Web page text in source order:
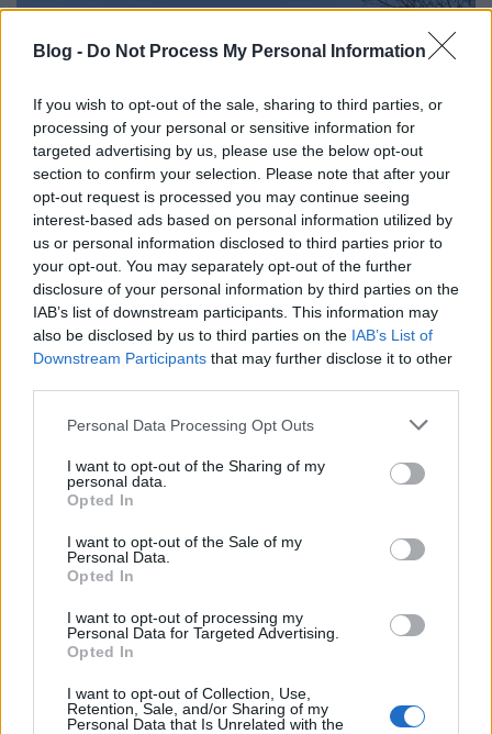
Blog - Do Not Process My Personal Information
If you wish to opt-out of the sale, sharing to third parties, or
processing of your personal or sensitive information for
targeted advertising by us, please use the below opt-out
section to confirm your selection. Please note that after your
opt-out request is processed you may continue seeing
interest-based ads based on personal information utilized by
us or personal information disclosed to third parties prior to
your opt-out. You may separately opt-out of the further
disclosure of your personal information by third parties on the
IAB’s list of downstream participants. This information may
also be disclosed by us to third parties on the IAB’s List of
Downstream Participants that may further disclose it to other
Please note that this website/app uses one or more Google
not limited to your visit or usage behaviour. You may click to
grant or deny consent to Google and its third-party tags to
use your data for below specified purposes in below Google
consent section.
Personal Data Processing Opt Outs
I want to opt-out of the Sharing of my
personal data.
Opted In
I want to opt-out of the Sale of my
Personal Data.
Opted In
I want to opt-out of processing my
Personal Data for Targeted Advertising.
Opted In
I want to opt-out of Collection, Use,
Retention, Sale, and/or Sharing of my
Personal Data that Is Unrelated with the
Irányított szerencse
jávor benedek•2018. augusztus 25.
A Duna Paksnál Kevésen múlt, hogy a nagy meleg
és az alacsony dunai vízállás miatt nem kellett
leállítani a Paksi Atomerőművet - írja szinte a teljes
független sajtó a G7 cikkére hivatkozva (a
kormánypárti propagandatermékekben még ezt az
óvatos problémamegközelítést se keressük: a paksi
szent…